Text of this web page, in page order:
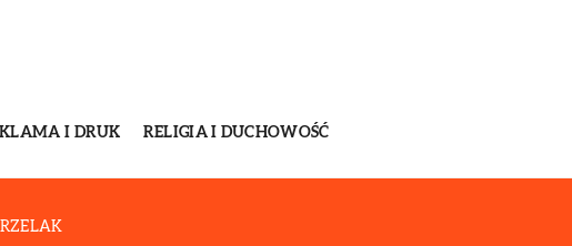
I DRUK RELIGIA I DUCHOWOŚĆ